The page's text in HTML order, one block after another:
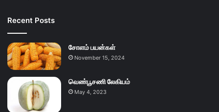
Recent Posts
சோளம் பயன்கள்
November 15, 2024
வெண்பூசணி லேகியம்
May 4, 2023